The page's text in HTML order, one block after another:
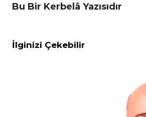
Bu Bir Kerbelâ Yazısıdır
İlginizi Çekebilir